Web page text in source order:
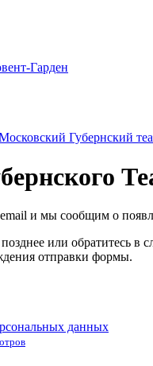
Гарден
Губернский
и мы сообщим о
или обратитесь в
отправки формы.
данных